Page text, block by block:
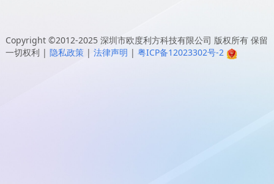
Copyright ©2012-2025 深圳市欧度利方科技有限公司 版权所有 保留
一切权利 | 隐私政策 | 法律声明 | 粤ICP备12023302号-2